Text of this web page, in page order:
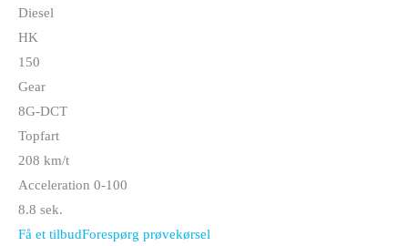
Diesel
HK
150
Gear
8G-DCT
Topfart
208 km/t
Acceleration 0-100
8.8 sek.
Få et tilbudForespørg prøvekørsel